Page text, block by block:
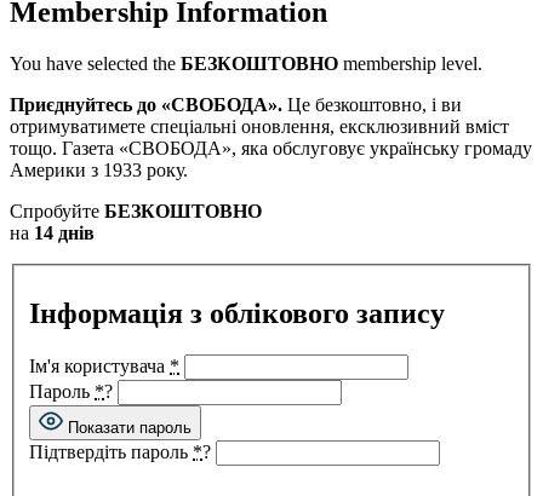
Membership Information
You have selected the БЕЗКОШТОВНО membership level.
Приєднуйтесь до «СВОБОДА». Це безкоштовно, і ви
отримуватимете спеціальні оновлення, ексклюзивний вміст
тощо. Газета «СВОБОДА», яка обслуговує українську громаду
Америки з 1933 року.
Спробуйте БЕЗКОШТОВНО
на 14 днів
Інформація з облікового запису
Ім'я користувача *
Пароль *?
Показати пароль
Підтвердіть пароль *?